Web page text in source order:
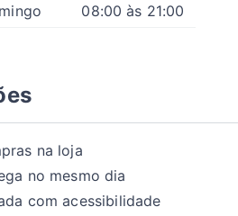
08:00 às 21:00
na loja
no mesmo dia
com acessibilidade